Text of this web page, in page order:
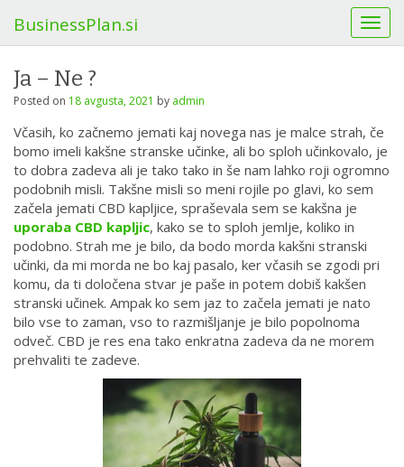
T
o
n
a
v
i
i
BusinessPlan.si
Ja – Ne ?
Posted on 18 avgusta, 2021 by admin
Včasih, ko začnemo jemati kaj novega nas je malce strah, če
bomo imeli kakšne stranske učinke, ali bo sploh učinkovalo, je
to dobra zadeva ali je tako tako in še nam lahko roji ogromno
podobnih misli. Takšne misli so meni rojile po glavi, ko sem
začela jemati CBD kapljice, spraševala sem se kakšna je
uporaba CBD kapljic, kako se to sploh jemlje, koliko in
podobno. Strah me je bilo, da bodo morda kakšni stranski
učinki, da mi morda ne bo kaj pasalo, ker včasih se zgodi pri
komu, da ti določena stvar je paše in potem dobiš kakšen
stranski učinek. Ampak ko sem jaz to začela jemati je nato
bilo vse to zaman, vso to razmišljanje je bilo popolnoma
odveč. CBD je res ena tako enkratna zadeva da ne morem
prehvaliti te zadeve.